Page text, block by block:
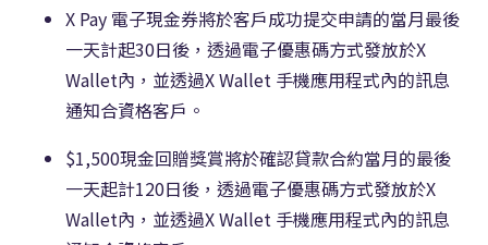
X Pay 電子現金券將於客戶成功提交申請的當月最後
一天計起30日後，透過電子優惠碼方式發放於X
Wallet內，並透過X Wallet 手機應用程式內的訊息
通知合資格客戶。
$1,500現金回贈獎賞將於確認貸款合約當月的最後
一天起計120日後，透過電子優惠碼方式發放於X
Wallet內，並透過X Wallet 手機應用程式內的訊息